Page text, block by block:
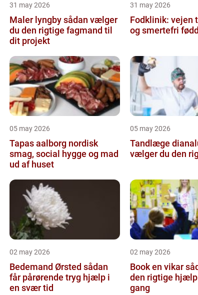
31 may 2026
Maler lyngby sådan vælger
du den rigtige fagmand til
dit projekt
31 may 2026
Fodklinik: vejen
og smertefri
05 may 2026
Tapas aalborg nordisk
smag, social hygge og mad
ud af huset
05 may 2026
Tandlæge dianalund
vælger du den
02 may 2026
Bedemand Ørsted sådan
får pårørende tryg hjælp i
en svær tid
02 may 2026
Book en vikar sådan får du
den rigtige
gang